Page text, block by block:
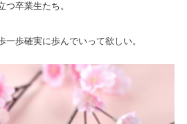
つ卒業生たち。
歩確実に歩んでいって欲しい。